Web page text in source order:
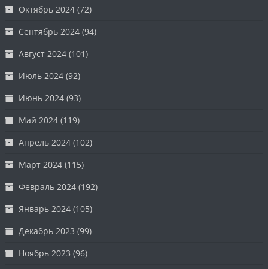
Октябрь 2024 (72)
Сентябрь 2024 (94)
Август 2024 (101)
Июль 2024 (92)
Июнь 2024 (93)
Май 2024 (119)
Апрель 2024 (102)
Март 2024 (115)
Февраль 2024 (192)
Январь 2024 (105)
Декабрь 2023 (99)
Ноябрь 2023 (96)